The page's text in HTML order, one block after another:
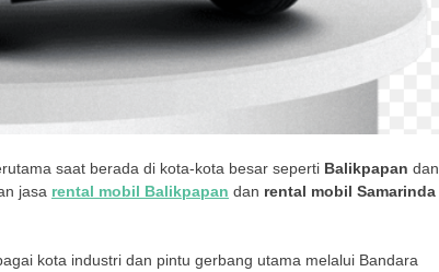
saat berada di kota-kota besar seperti Balikpapan dan
jasa rental mobil Balikpapan dan rental mobil Samarinda
kota industri dan pintu gerbang utama melalui Bandara